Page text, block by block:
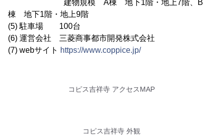
建物規模 A棟 地下1階・地上7階、B
棟 地下1階・地上9階
(5) 駐車場 100台
(6) 運営会社 三菱商事都市開発株式会社
(7) webサイト https://www.coppice.jp/
コピス吉祥寺 アクセスMAP
コピス吉祥寺 外観